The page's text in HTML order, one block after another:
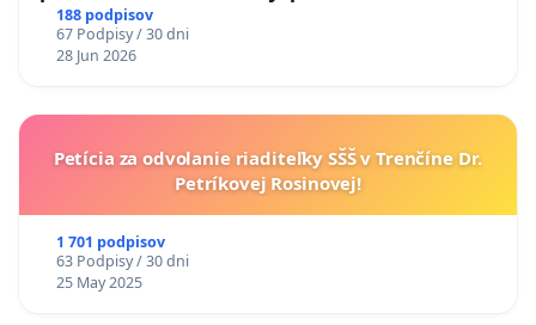
diabetom 1. a 2. typu pri prijímaní do
Policajného zboru SR
188 podpisov
67 Podpisy / 30 dni
28 Jun 2026
Petícia za odvolanie riaditeľky SŠŠ v Trenčíne Dr.
Petríkovej Rosinovej!
1 701 podpisov
63 Podpisy / 30 dni
25 May 2025